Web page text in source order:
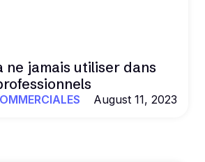
ne jamais utiliser dans
August 11, 2023